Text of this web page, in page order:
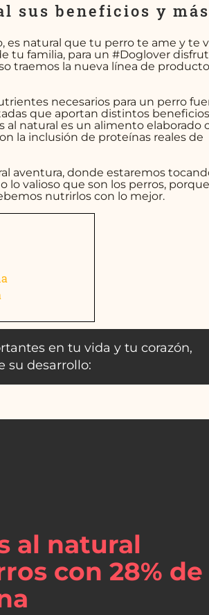
sus beneficios y
es natural que tu perro te ame y te
tu familia, para un #Doglover
traemos la nueva línea de
necesarios para un perro
que aportan distintos beneficios
al natural es un alimento elaborado
la inclusión de proteínas reales de
aventura, donde estaremos
lo valioso que son los perros, porque
nutrirlos con lo mejor.
en tu vida y tu corazón,
su desarrollo:
al natural
con 28% de